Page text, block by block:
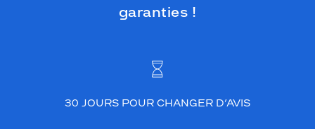
garanties !
30 JOURS POUR CHANGER D’AVIS